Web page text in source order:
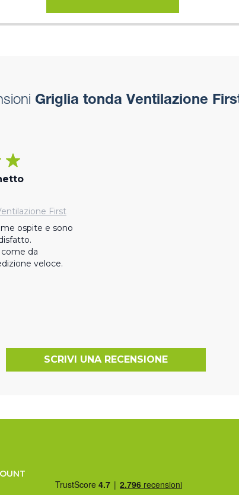
Griglia tonda Ventilazione
First
ospite e sono
da
veloce.
SCRIVI UNA RECENSIONE